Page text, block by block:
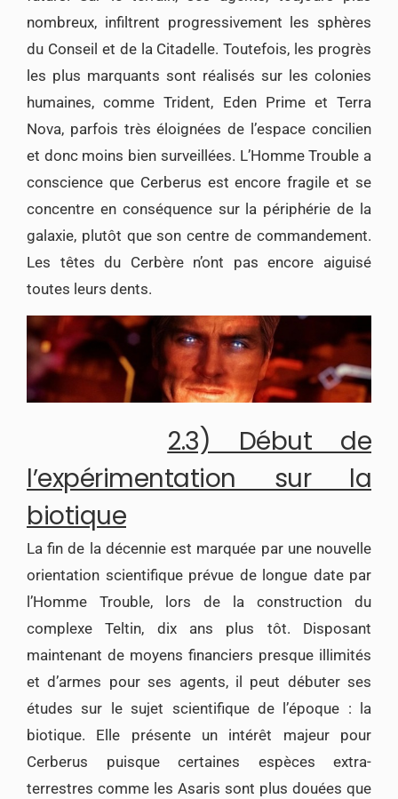
nombreux, infiltrent progressivement les sphères
du Conseil et de la Citadelle. Toutefois, les progrès
les plus marquants sont réalisés sur les colonies
humaines, comme Trident, Eden Prime et Terra
Nova, parfois très éloignées de l’espace concilien
et donc moins bien surveillées. L’Homme Trouble a
conscience que Cerberus est encore fragile et se
concentre en conséquence sur la périphérie de la
galaxie, plutôt que son centre de commandement.
Les têtes du Cerbère n’ont pas encore aiguisé
toutes leurs dents.
2.3) Début de
l’expérimentation sur la
biotique
La fin de la décennie est marquée par une nouvelle
orientation scientifique prévue de longue date par
l’Homme Trouble, lors de la construction du
complexe Teltin, dix ans plus tôt. Disposant
maintenant de moyens financiers presque illimités
et d’armes pour ses agents, il peut débuter ses
études sur le sujet scientifique de l’époque : la
biotique. Elle présente un intérêt majeur pour
Cerberus puisque certaines espèces extra-
terrestres comme les Asaris sont plus douées que